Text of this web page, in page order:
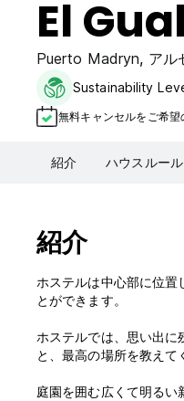
El
Puerto Madryn, アル
Sustainability
無料キャンセルをご希望
紹介 ハウスルール
紹介
ホステルは中心部に位
とができます。
ホステルでは、思い出
と、最高の場所を教えて
庭園を囲む広くて明るい